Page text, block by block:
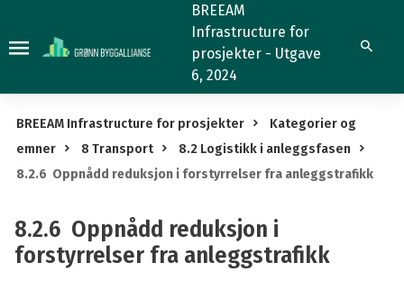
Oppnådd
reduksjon
i
forstyrrelser
fra
anleggstrafikk
BREEAM
Infrastructure for
prosjekter - Utgave
6, 2024
Søk
BREEAM Infrastructure for prosjekter
Kategorier og
emner
8 Transport
8.2 Logistikk i anleggsfasen
8.2.6 Oppnådd reduksjon i forstyrrelser fra anleggstrafikk
8.2.6 Oppnådd reduksjon i
forstyrrelser fra anleggstrafikk